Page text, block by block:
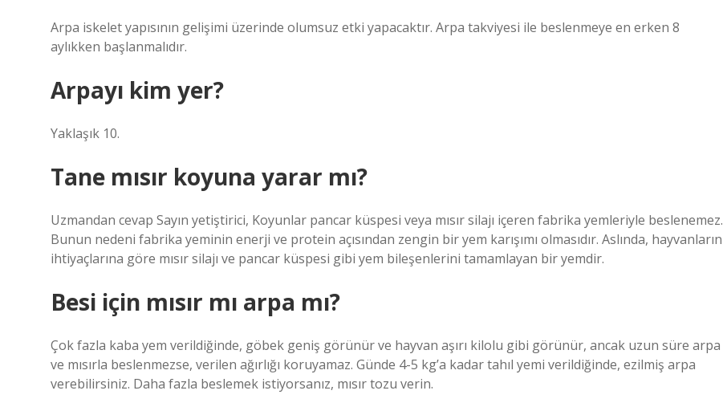
Arpa iskelet yapısının gelişimi üzerinde olumsuz etki yapacaktır. Arpa takviyesi ile beslenmeye en erken 8
aylıkken başlanmalıdır.
Arpayı kim yer?
Yaklaşık 10.
Tane mısır koyuna yarar mı?
Uzmandan cevap Sayın yetiştirici, Koyunlar pancar küspesi veya mısır silajı içeren fabrika yemleriyle beslenemez.
Bunun nedeni fabrika yeminin enerji ve protein açısından zengin bir yem karışımı olmasıdır. Aslında, hayvanların
ihtiyaçlarına göre mısır silajı ve pancar küspesi gibi yem bileşenlerini tamamlayan bir yemdir.
Besi için mısır mı arpa mı?
Çok fazla kaba yem verildiğinde, göbek geniş görünür ve hayvan aşırı kilolu gibi görünür, ancak uzun süre arpa
ve mısırla beslenmezse, verilen ağırlığı koruyamaz. Günde 4-5 kg’a kadar tahıl yemi verildiğinde, ezilmiş arpa
verebilirsiniz. Daha fazla beslemek istiyorsanız, mısır tozu verin.